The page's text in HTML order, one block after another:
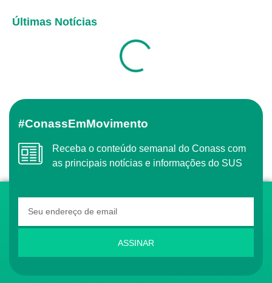
Últimas Notícias
#ConassEmMovimento
Receba o conteúdo semanal do Conass com
as principais notícias e informações do SUS
ASSINAR